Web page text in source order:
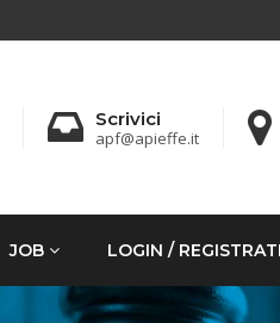
Scrivici
apf@apieffe.it
JOB LOGIN / REGISTRATI